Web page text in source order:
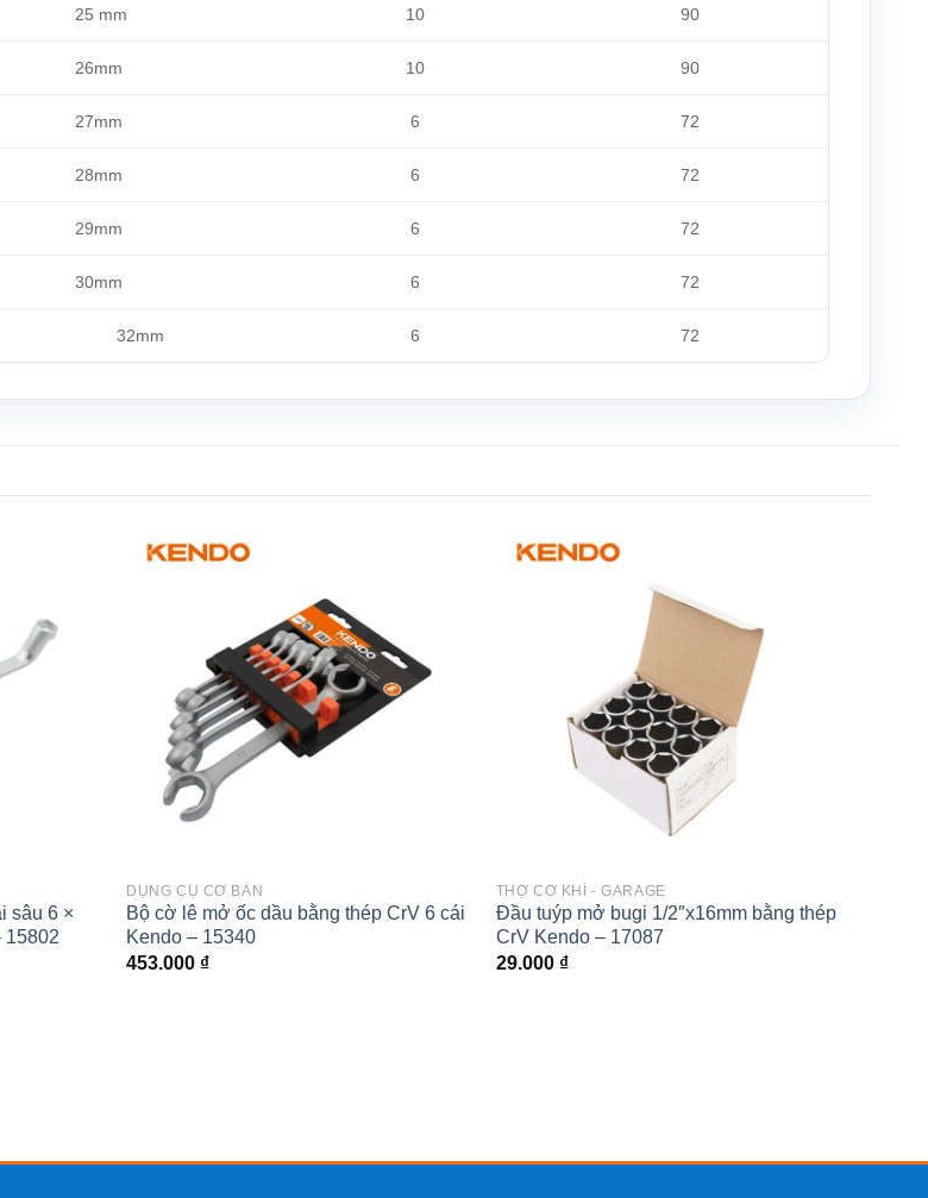
25 mm 10 90
26mm 10 90
27mm 6 72
28mm 6 72
29mm 6 72
30mm 6 72
32mm 6 72
sâu 6 ×
15802
DỤNG CỤ CƠ BẢN
Bộ cờ lê mở ốc dầu bằng thép CrV 6 cái
Kendo – 15340
453.000 ₫
THỢ CƠ KHÍ - GARAGE
Đầu tuýp mở bugi 1/2″x16mm bằng thép
CrV Kendo – 17087
29.000 ₫